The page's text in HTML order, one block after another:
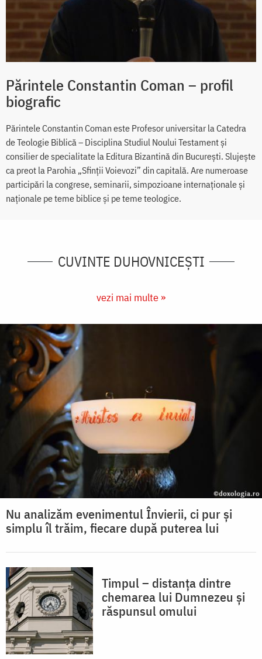
Părintele Constantin Coman – profil
biografic
Părintele Constantin Coman este Profesor universitar la Catedra
de Teologie Biblică – Disciplina Studiul Noului Testament şi
consilier de specialitate la Editura Bizantină din București. Slujeşte
ca preot la Parohia „Sfinţii Voievozi” din capitală. Are numeroase
participări la congrese, seminarii, simpozioane internaţionale și
naţionale pe teme biblice şi pe teme teologice.
CUVINTE DUHOVNICEȘTI
vezi mai multe »
Nu analizăm evenimentul Învierii, ci pur și
simplu îl trăim, fiecare după puterea lui
Timpul – distanța dintre
chemarea lui Dumnezeu și
răspunsul omului